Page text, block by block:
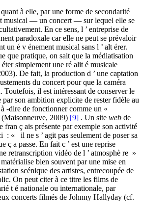
à elle, par une forme de secondarité
musical — un concert — sur lequel elle se
En ce sens, l ’ entreprise de
paradoxale car elle ne peut se prévaloir
un é v énement musical sans l ’ alt érer.
que pratique, on sait que la médiatisation
simplement une ré alit é musicale
De fait, la production d ’ une captation
du concert pour que la caméra
il est intéressant de conserver le
son ambition explicite de rester fidèle au
-dire de fonctionner comme un «
2009) [9] . Un site web de
fran ç ais présente par exemple son activité
: « il ne s ’ agit pas seulement de poser sa
ç a passe. En fait c ’ est une reprise
retranscription vidéo de l ’ atmosphè re »
bien souvent par une mise en
scénique des artistes, entrecoupée de
On peut citer à ce titre les films de
t é nationale ou internationale, par
concerts filmés de Johnny Hallyday (cf.